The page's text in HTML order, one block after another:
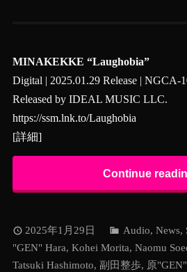
MINAKEKKE “Laughobia”
Digital | 2025.01.29 Release | NGCA-
Released by IDEAL MUSIC LLC.
https://ssm.lnk.to/Laughobia
[詳細]
Continue
2025年1月29日 Audio, News,
"GEN" Hara, Kohei Morita, Naomu
Tatsuki Hashimoto, 副田整歩, 原